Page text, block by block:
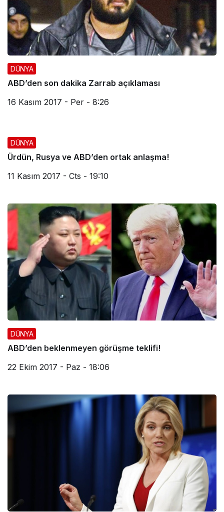
DÜNYA
ABD’den son dakika Zarrab açıklaması
16 Kasım 2017 - Per - 8:26
DÜNYA
Ürdün, Rusya ve ABD’den ortak anlaşma!
11 Kasım 2017 - Cts - 19:10
DÜNYA
ABD’den beklenmeyen görüşme teklifi!
22 Ekim 2017 - Paz - 18:06